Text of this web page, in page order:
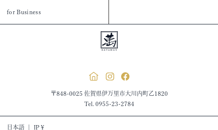
for Business
〒848-0025 佐賀県伊万里市大川内町乙1820
Tel. 0955-23-2784
日本語 JP ¥